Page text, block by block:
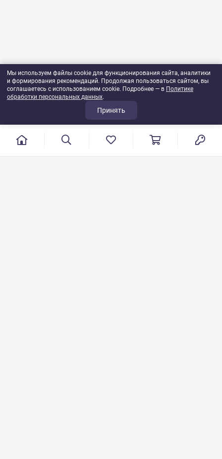
Мы используем файлы cookie для функционирования сайта, аналитики
и формирования рекомендаций. Продолжая пользоваться сайтом, вы
соглашаетесь с использованием cookie. Подробнее — в Политике
обработки персональных данных.
Принять